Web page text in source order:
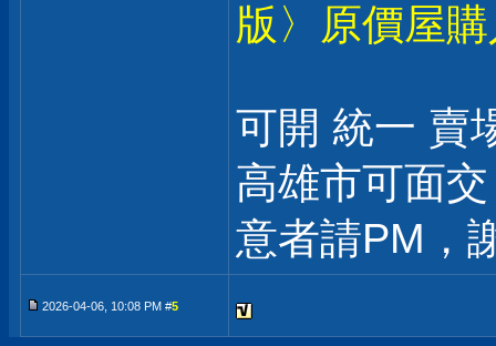
版〉原價屋
可開 統一 賣
高雄市可面交
意者請PM，
2026-04-06, 10:08 PM #5